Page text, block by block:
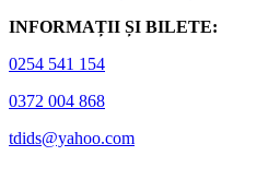
INFORMAȚII ȘI BILETE:
0254 541 154
0372 004 868
tdids@yahoo.com